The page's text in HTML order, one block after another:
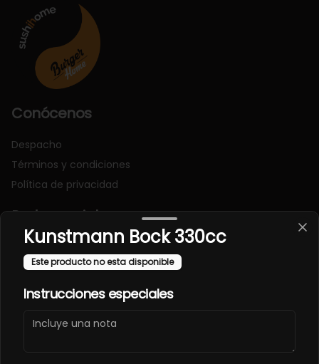
Conócenos
Despacho
Términos y condiciones
Política de privacidad
Redes sociales
Instagram
Facebook
Mi cuenta
Kunstmann Bock 330cc
Este producto no esta disponible
Instrucciones especiales